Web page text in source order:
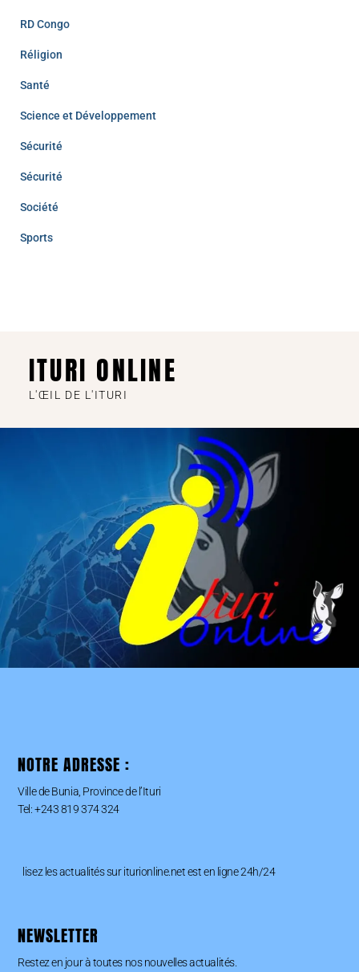
RD Congo
Réligion
Santé
Science et Développement
Sécurité
Sécurité
Société
Sports
ITURI ONLINE
L'ŒIL DE L'ITURI
NOTRE ADRESSE :
Ville de Bunia, Province de l’Ituri
Tel: +243 819 374 324
lisez les actualités sur iturionline.net est en ligne 24h/24
NEWSLETTER
Restez en jour à toutes nos nouvelles actualités.